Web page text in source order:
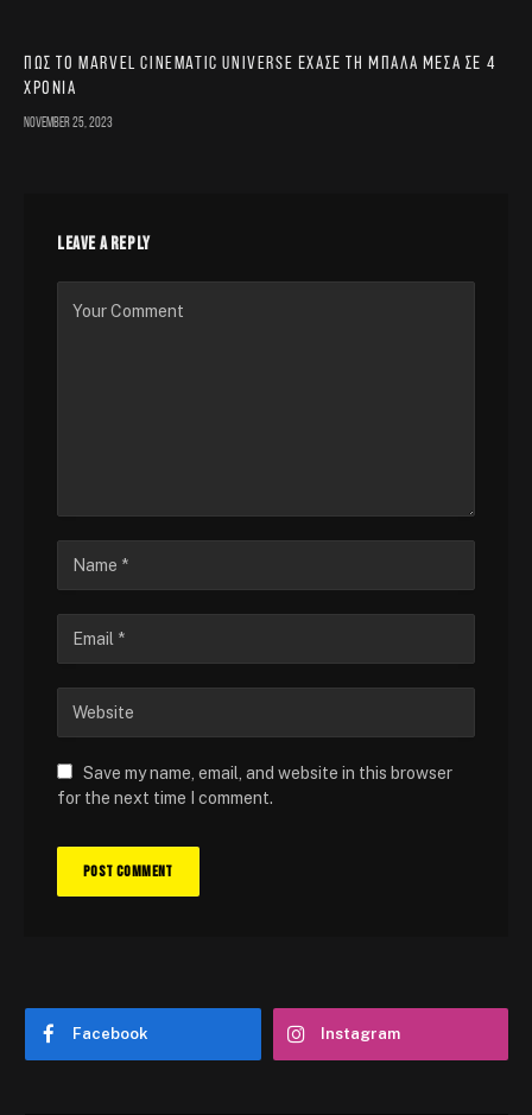
Πώς το Marvel Cinematic Universe έχασε τη μπάλα μέσα σε 4
χρόνια
November 25, 2023
LEAVE A REPLY
Save my name, email, and website in this browser
for the next time I comment.
Facebook Instagram